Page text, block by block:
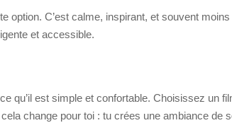
C’est calme, inspirant, et souvent
et accessible.
qu’il est simple et confortable. Choisissez un
change pour toi : tu crées une ambiance de